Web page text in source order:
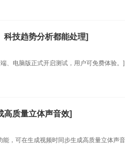
科技趋势分析都能处理]
、电脑版正式开启测试，用户可免费体验。]
高质量立体声音效]
能，可在生成视频时同步生成高质量立体声